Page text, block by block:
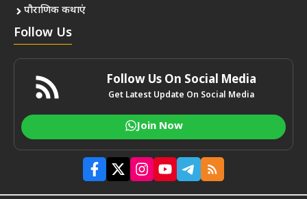
पौराणिक कथाएं
Follow Us
Follow Us On Social Media
Get Latest Update On Social Media
Join Now